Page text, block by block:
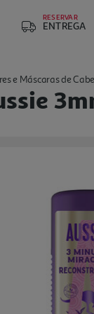
RESERVAR
ENTREGA
e Máscaras de